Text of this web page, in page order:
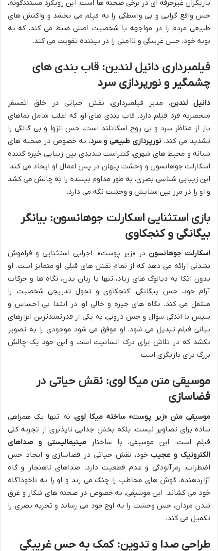
بازیگران غیرحرفه ای در برخی صحنه ها است. این رویکرد مستندگونه،
حس واقع گرایی و بی واسطگی را به فیلم می بخشد و واکنش های
طبیعی مردم را در مواجهه با شخصیت اصلی ضبط می کند، که به
نوبه خود، حس غریبگی و ناامنی را در بیننده تقویت می کند.
فیلمبرداری دانیل لندین: قاب بندی های
چشمگیر و نورپردازی سرد
دانیل لندین، مدیر فیلمبرداری، نقش حیاتی در خلق اتمسفر
منحصربه فرد فیلم دارد. قاب بندی های او، که اغلب شامل نماهای
باز از مناظر سرد و بی روح اسکاتلند است، حس انزوا و بی گانگی را
تشدید می کند. نورپردازی طبیعی و سرد، به خصوص در صحنه های
شبانه و محیط های شهری، کنتراست شدیدی بین زیبایی خیره کننده
اسکارلت جوهانسون و وحشت پنهان در پس اعمال او ایجاد می کند.
این زیبایی شناسی بصری، به طور مداوم بیننده را به چالش می کشد
و او را در مرز بین ستایش و وحشت نگه می دارد.
بازی استثنایی اسکارلت جوهانسون: بیانگر
بیگانگی و کنجکاوی
اسکارلت جوهانسون در «زیر پوست»، اجرایی استثنایی و فراموش
نشدنی ارائه می دهد که از تمام نقش های قبلی او متمایز است. او
بدون اتکا به دیالوگ های زیاد، تنها با زبان بدن، نگاه ها و حرکات
آرام خود، حس بیگانگی، کنجکاوی و تحول تدریجی شخصیت را
منتقل می کند. نگاه های خیره و خالی او، در ابتدا بی احساس و
سپس با اندکی سوال و حس درونی، به یکی از قدرتمندترین ابزارهای
بیانی فیلم تبدیل می شود. او موفق می شود موجودی را به تصویر
بکشد که در تلاش برای درک انسانیت است و این خود یک چالش
بزرگ برای بازیگری است.
موسیقی متن میکا لوی: نقش حیاتی در
فضاسازی
موسیقی متن «زیر پوست» ساخته میکا لوی، نه تنها یک همراهی
ساده برای تصاویر نیست، بلکه بخش جدایی ناپذیری از تجربه کلی
فیلم است. این موسیقی، با ساختار مینیمالیستی و صداهای
الکترونیک و عجیبخود، نقش حیاتی در فضاسازی و ایجاد حس
اضطراب، رمزآلودگی و عدم قطعیت دارد. صداهای ناهنجار و گاه
آزاردهنده، گوش های مخاطب را چنگ می زند و او را به ناخودآگاه
خود می کشاند. این موسیقی، به خصوص در صحنه های شکار و غرق
شدن مردان، حس وحشت را به اوج خود می رساند و تجربه بصری را
تکمیل می کند.
طراحی صدا و تدوین: کمک به حس غریبگی